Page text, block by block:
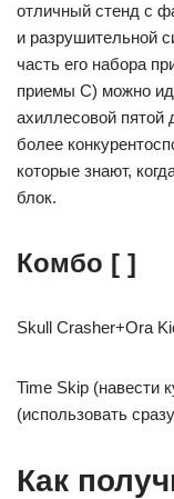
отличный стенд с
и разрушительной
часть его набора
приемы C) можно
ахиллесовой пятой
более
которые знают,
блок.
Комбо [ ]
Skull Crasher+Ora
Time Skip (навести
(использовать
Как